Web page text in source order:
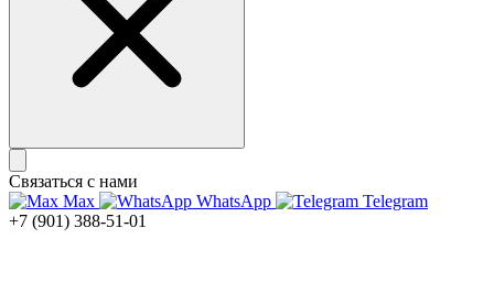
Связаться с нами
Max
WhatsApp
Telegram
+7 (901) 388-51-01